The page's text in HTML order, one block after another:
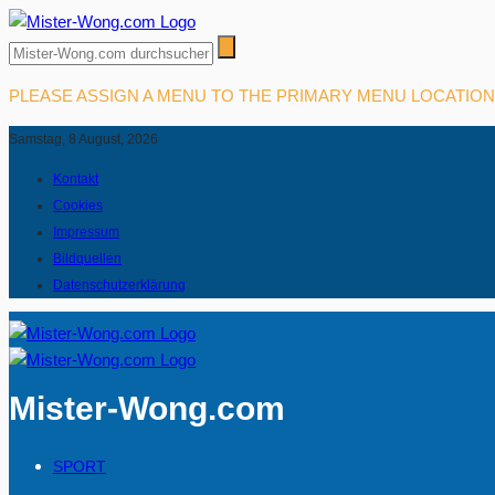
PLEASE ASSIGN A MENU TO THE PRIMARY MENU
Samstag, 8 August, 2026
Kontakt
Cookies
Impressum
Bildquellen
Datenschutzerklärung
Mister-Wong.com
SPORT